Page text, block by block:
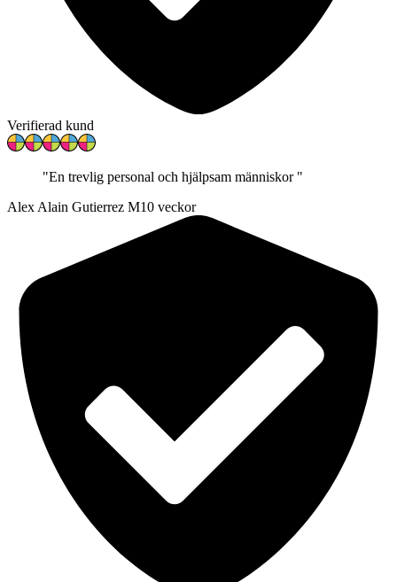
Verifierad kund
"En trevlig personal och hjälpsam människor "
Alex Alain Gutierrez M10 veckor